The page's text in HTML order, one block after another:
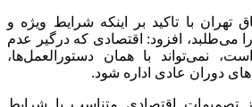
تهران با تاکید بر اینکه شرایط ویژه و
می‌طلبد، افزود: اقتصادی که درگیر عدم
نمی‌تواند با همان دستورالعمل‌ها،
دوران عادی اداره شود.